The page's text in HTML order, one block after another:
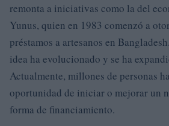
remonta a iniciativas como la del
Yunus, quien en 1983 comenzó a
préstamos a artesanos en
idea ha evolucionado y se ha
Actualmente, millones de personas
oportunidad de iniciar o mejorar un
forma de financiamiento.